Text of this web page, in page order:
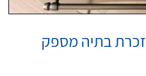
בתיה מספק